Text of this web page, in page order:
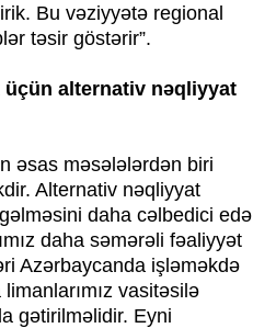
Bu vəziyyətə regional
təsir göstərir”.
alternativ nəqliyyat
əsas məsələlərdən biri
Alternativ nəqliyyat
gəlməsini daha cəlbedici edə
daha səmərəli fəaliyyət
Azərbaycanda işləməkdə
vasitəsilə
gətirilməlidir. Eyni